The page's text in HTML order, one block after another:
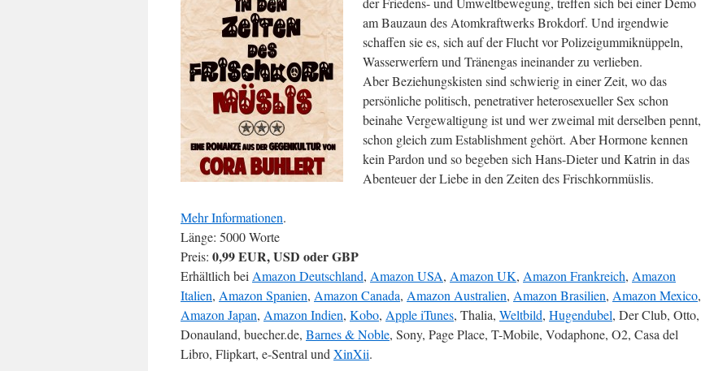
am Bauzaun des Atomkraftwerks Brokdorf. Und irgendwie
schaffen sie es, sich auf der Flucht vor Polizeigummiknüppeln,
Wasserwerfern und Tränengas ineinander zu verlieben.
Aber Beziehungskisten sind schwierig in einer Zeit, wo das
persönliche politisch, penetrativer heterosexueller Sex schon
beinahe Vergewaltigung ist und wer zweimal mit derselben pennt,
schon gleich zum Establishment gehört. Aber Hormone kennen
kein Pardon und so begeben sich Hans-Dieter und Katrin in das
Abenteuer der Liebe in den Zeiten des Frischkornmüslis.
Mehr Informationen.
Länge: 5000 Worte
Preis: 0,99 EUR, USD oder GBP
Erhältlich bei Amazon Deutschland, Amazon USA, Amazon UK, Amazon Frankreich, Amazon
Italien, Amazon Spanien, Amazon Canada, Amazon Australien, Amazon Brasilien, Amazon Mexico,
Amazon Japan, Amazon Indien, Kobo, Apple iTunes, Thalia, Weltbild, Hugendubel, Der Club, Otto,
Donauland, buecher.de, Barnes & Noble, Sony, Page Place, T-Mobile, Vodaphone, O2, Casa del
Libro, Flipkart, e-Sentral und XinXii.